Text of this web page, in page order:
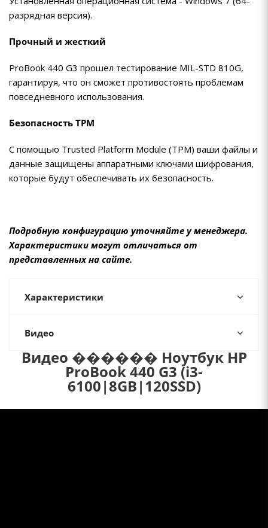
разрядная версия).
Прочный и жесткий
ProBook 440 G3 прошел тестирование MIL-STD 810G,
гарантируя, что он сможет противостоять проблемам
повседневного использования.
Безопасность TPM
С помощью Trusted Platform Module (TPM) ваши файлы и
данные защищены аппаратными ключами шифрования,
которые будут обеспечивать их безопасность.
Подробную конфигурацию уточняйте у менеджера.
Характеристики могут отличаться от
представленных на сайте.
Характеристики
Видео
Видео ������ Ноутбук HP
ProBook 440 G3 (i3-
6100|8GB|120SSD)